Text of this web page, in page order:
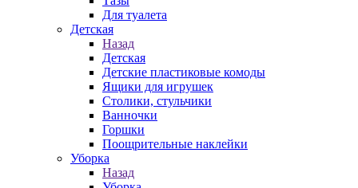
Для туалета
Детская
Назад
Детская
Детские пластиковые комоды
Ящики для игрушек
Столики, стульчики
Ванночки
Горшки
Поощрительные наклейки
Уборка
Назад